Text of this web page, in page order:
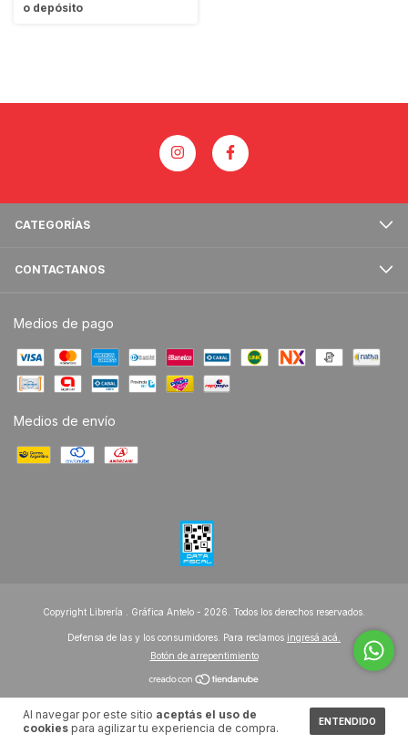
Al navegar por este sitio aceptás el uso de
cookies para agilizar tu experiencia de compra. ENTENDIDO
o depósito
CATEGORÍAS
CONTACTANOS
Medios de pago
Medios de envío
Copyright Librería . Gráfica Antelo - 2026. Todos los derechos reservados.
Defensa de las y los consumidores. Para reclamos ingresá acá.
Botón de arrepentimiento